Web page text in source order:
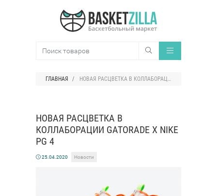
ГЛАВНАЯ НОВАЯ РАСЦВЕТКА В КОЛЛАБОРАЦИИ GATORADE X NIKE PG 4
НОВАЯ РАСЦВЕТКА В
КОЛЛАБОРАЦИИ GATORADE X NIKE
PG 4
25.04.2020 Новости